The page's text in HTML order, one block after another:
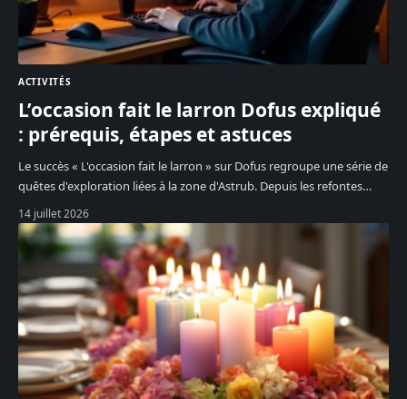
ACTIVITÉS
L’occasion fait le larron Dofus expliqué
: prérequis, étapes et astuces
Le succès « L'occasion fait le larron » sur Dofus regroupe une série de
quêtes d'exploration liées à la zone d'Astrub. Depuis les refontes…
14 juillet 2026